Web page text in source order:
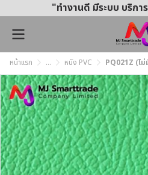
"ทำงานดี มีระบบ บริก
หน้าแรก ... หนัง PVC PQ021Z (ไ